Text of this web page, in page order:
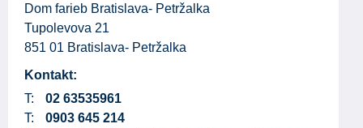
Dom farieb Bratislava- Petržalka
Tupolevova 21
851 01 Bratislava- Petržalka
Kontakt:
T:
02 63535961
T:
0903 645 214